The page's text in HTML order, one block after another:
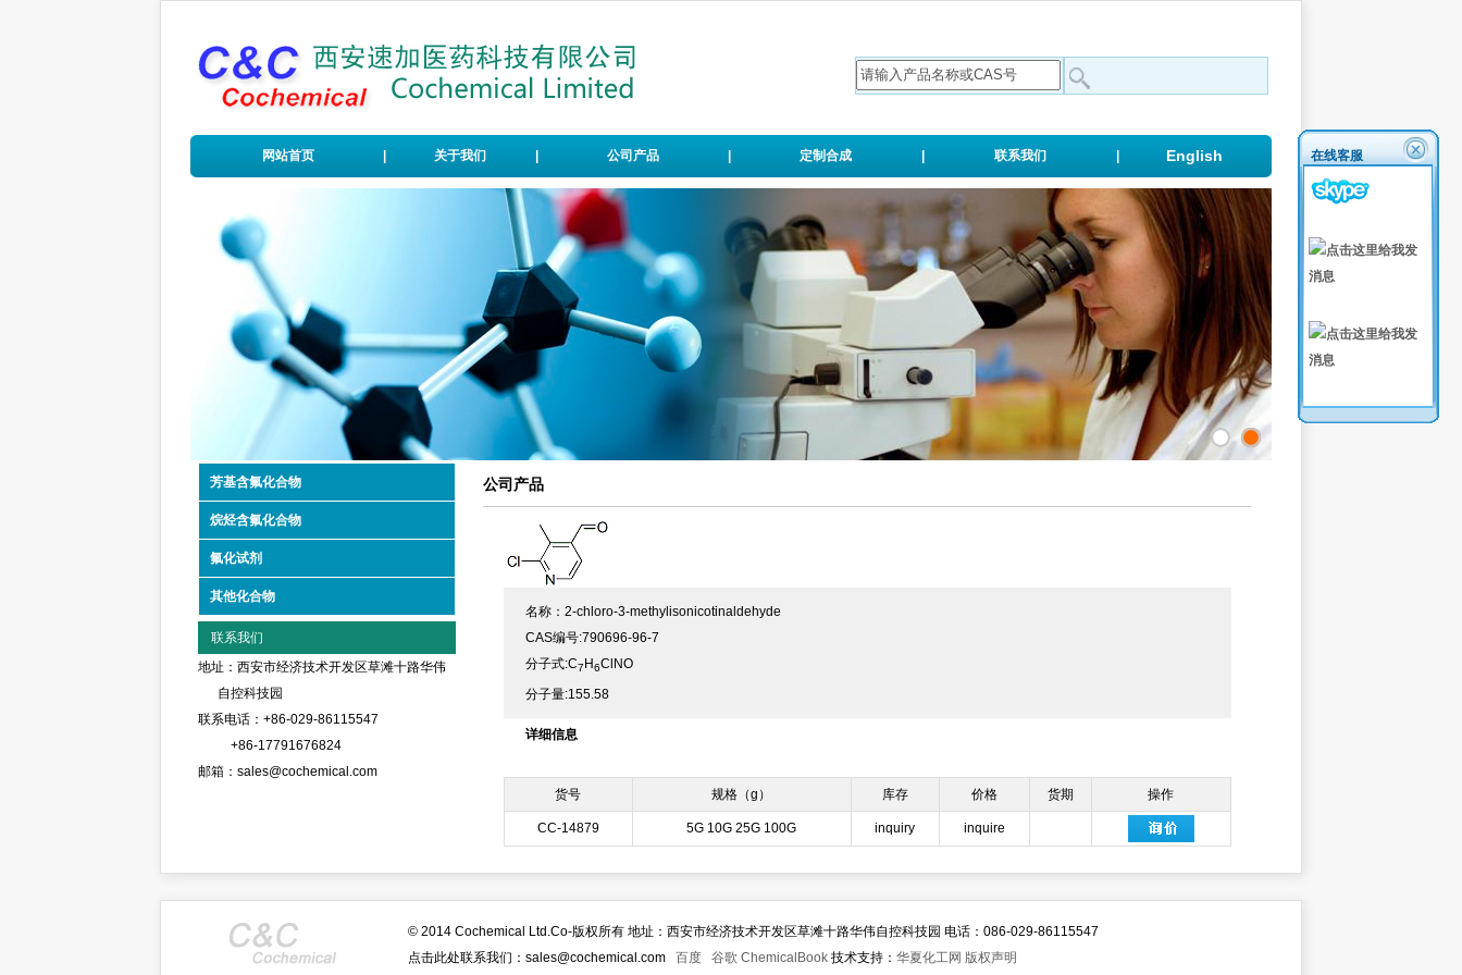
网站首页 关于我们 公司产品 定制合成 联系我们 English 在线客服
芳基含氟化合物
烷烃含氟化合物
氟化试剂
其他化合物
联系我们
地址：西安市经济技术开发区草滩十路华伟
自控科技园
联系电话：+86-029-86115547
+86-17791676824
邮箱：sales@cochemical.com
公司产品
名称：2-chloro-3-methylisonicotinaldehyde
CAS编号:790696-96-7
分子式:C7 H6ClNO
分子量:155.58
详细信息
货号 规格（g） 库存 价格 货期 操作
CC-14879 5G 10G 25G 100G inquiry inquire
© 2014 Cochemical Ltd.Co-版权所有 地址：西安市经济技术开发区草滩十路华伟自控科技园 电话：086-029-86115547
点击此处联系我们：sales@cochemical.com 百度 谷歌 ChemicalBook 技术支持： 华夏化工网 版权声明